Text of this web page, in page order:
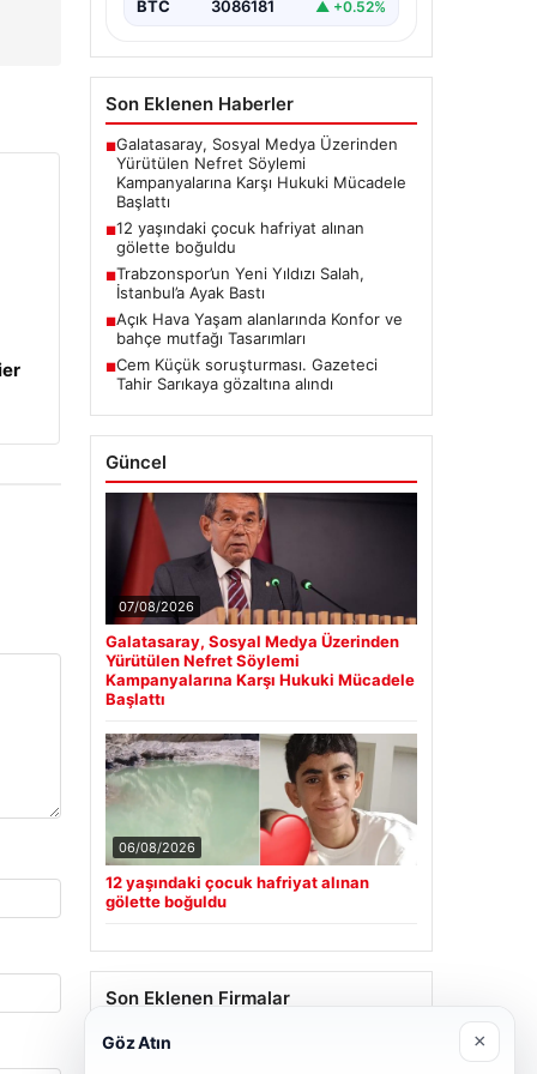
BTC 3086181 ▲ +0.52%
Son Eklenen Haberler
■Galatasaray, Sosyal Medya Üzerinden
Yürütülen Nefret Söylemi
Kampanyalarına Karşı Hukuki Mücadele
Başlattı
■12 yaşındaki çocuk hafriyat alınan
gölette boğuldu
■Trabzonspor’un Yeni Yıldızı Salah,
İstanbul’a Ayak Bastı
■Açık Hava Yaşam alanlarında Konfor ve
bahçe mutfağı Tasarımları
■Cem Küçük soruşturması. Gazeteci
Tahir Sarıkaya gözaltına alındı
Güncel
07/08/2026
Galatasaray, Sosyal Medya Üzerinden
Yürütülen Nefret Söylemi
Kampanyalarına Karşı Hukuki Mücadele
Başlattı
06/08/2026
12 yaşındaki çocuk hafriyat alınan
gölette boğuldu
Son Eklenen Firmalar
Cengiz Sigorta
Göz Atın ×